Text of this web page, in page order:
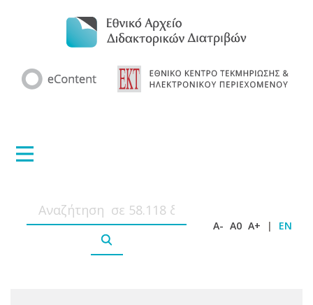
A- A0 A+ | EN